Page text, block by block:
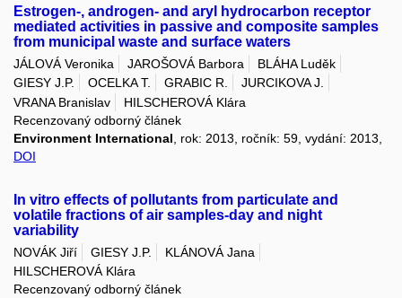
Estrogen-, androgen- and aryl hydrocarbon receptor
mediated activities in passive and composite samples
from municipal waste and surface waters
JÁLOVÁ Veronika JAROŠOVÁ Barbora
BLÁHA Luděk
GIESY J.P.
OCELKA T. GRABIC R.
JURCIKOVA J.
VRANA Branislav
HILSCHEROVÁ Klára
Recenzovaný odborný článek
Environment International , rok: 2013, ročník: 59, vydání: 2013,
DOI
In vitro effects of pollutants from particulate and
volatile fractions of air samples-day and night
variability
NOVÁK Jiří GIESY J.P.
KLÁNOVÁ Jana
HILSCHEROVÁ Klára
Recenzovaný odborný článek